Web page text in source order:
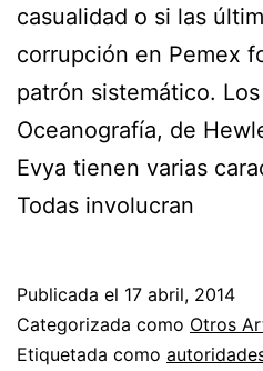
casualidad o si las
corrupción en Pemex
patrón sistemático.
Oceanografía, de
Evya tienen varias
Todas involucran
Publicada el 17 abril, 2014
Categorizada como Otros
Etiquetada como